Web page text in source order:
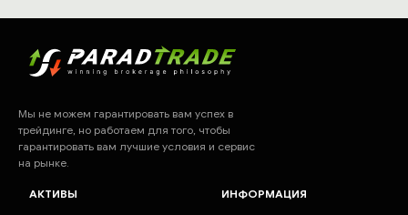
Мы не можем гарантировать вам успех в
трейдинге, но работаем для того, чтобы
гарантировать вам лучшие условия и сервис
на рынке.
АКТИВЫ ИНФОРМАЦИЯ